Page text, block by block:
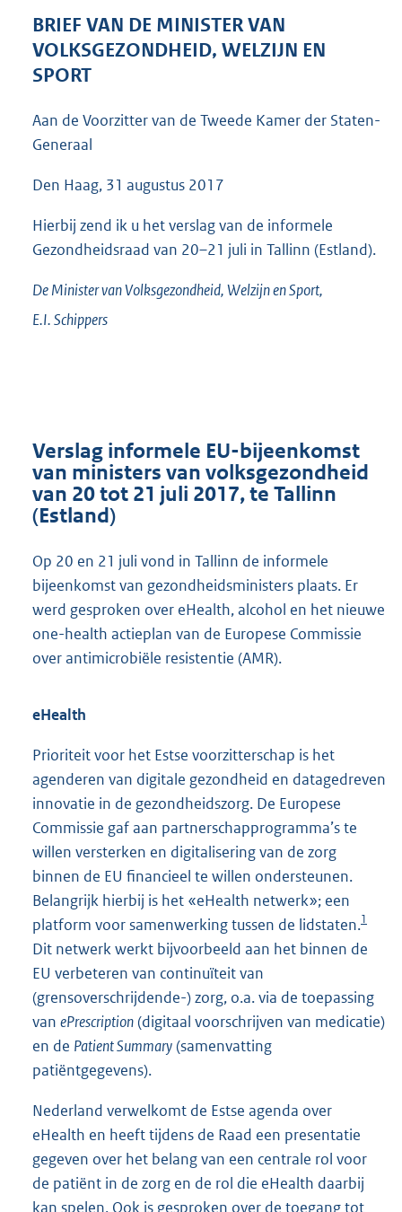
4
K
BRIEF VAN DE MINISTER VAN
VOLKSGEZONDHEID, WELZIJN EN
SPORT
Aan de Voorzitter van de Tweede Kamer der Staten-
Generaal
Den Haag, 31 augustus 2017
Hierbij zend ik u het verslag van de informele
Gezondheidsraad van 20–21 juli in Tallinn (Estland).
De Minister van Volksgezondheid, Welzijn en Sport,
E.I.Schippers
Verslag informele EU-bijeenkomst
van ministers van volksgezondheid
van 20 tot 21 juli 2017, te Tallinn
(Estland)
Op 20 en 21 juli vond in Tallinn de informele
bijeenkomst van gezondheidsministers plaats. Er
werd gesproken over eHealth, alcohol en het nieuwe
one-health actieplan van de Europese Commissie
over antimicrobiële resistentie (AMR).
eHealth
Prioriteit voor het Estse voorzitterschap is het
agenderen van digitale gezondheid en datagedreven
innovatie in de gezondheidszorg. De Europese
Commissie gaf aan partnerschapprogramma’s te
willen versterken en digitalisering van de zorg
binnen de EU financieel te willen ondersteunen.
Belangrijk hierbij is het «eHealth netwerk»; een
platform voor samenwerking tussen de lidstaten.1
Dit netwerk werkt bijvoorbeeld aan het binnen de
EU verbeteren van continuïteit van
(grensoverschrijdende-) zorg, o.a. via de toepassing
van ePrescription(digitaal voorschrijven van medicatie)
en de Patient Summary(samenvatting
patiëntgegevens).
Nederland verwelkomt de Estse agenda over
eHealth en heeft tijdens de Raad een presentatie
gegeven over het belang van een centrale rol voor
de patiënt in de zorg en de rol die eHealth daarbij
kan spelen. Ook is gesproken over de toegang tot